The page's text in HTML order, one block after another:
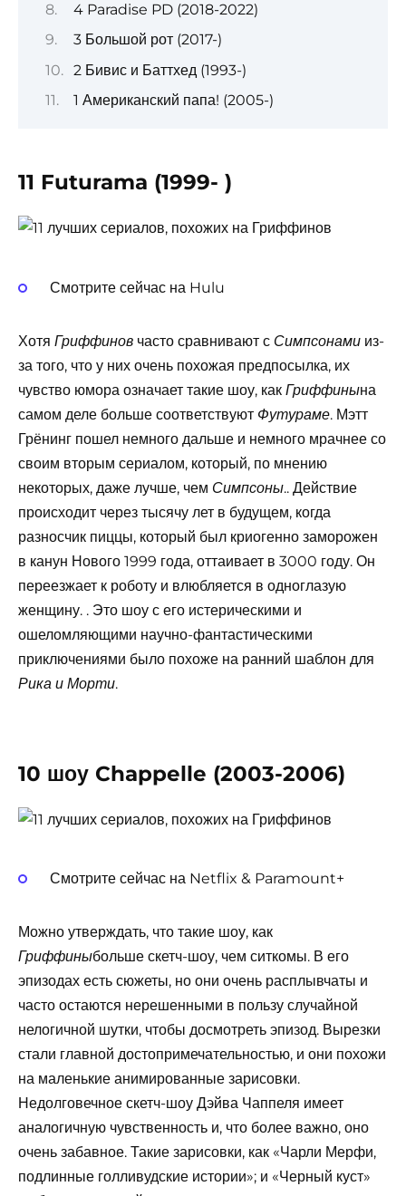
4 Paradise PD (2018-2022)
3 Большой рот (2017-)
2 Бивис и Баттхед (1993-)
1 Американский папа! (2005-)
11 Futurama (1999- )
Смотрите сейчас на Hulu
Хотя Гриффинов часто сравнивают с Симпсонами из-
за того, что у них очень похожая предпосылка, их
чувство юмора означает такие шоу, как Гриффинына
самом деле больше соответствуют Футураме. Мэтт
Грёнинг пошел немного дальше и немного мрачнее со
своим вторым сериалом, который, по мнению
некоторых, даже лучше, чем Симпсоны.. Действие
происходит через тысячу лет в будущем, когда
разносчик пиццы, который был криогенно заморожен
в канун Нового 1999 года, оттаивает в 3000 году. Он
переезжает к роботу и влюбляется в одноглазую
женщину. . Это шоу с его истерическими и
ошеломляющими научно-фантастическими
приключениями было похоже на ранний шаблон для
Рика и Морти.
10 шоу Chappelle (2003-2006)
Смотрите сейчас на Netflix & Paramount+
Можно утверждать, что такие шоу, как
Гриффиныбольше скетч-шоу, чем ситкомы. В его
эпизодах есть сюжеты, но они очень расплывчаты и
часто остаются нерешенными в пользу случайной
нелогичной шутки, чтобы досмотреть эпизод. Вырезки
стали главной достопримечательностью, и они похожи
на маленькие анимированные зарисовки.
Недолговечное скетч-шоу Дэйва Чаппеля имеет
аналогичную чувственность и, что более важно, оно
очень забавное. Такие зарисовки, как «Чарли Мерфи,
подлинные голливудские истории»; и «Черный куст»